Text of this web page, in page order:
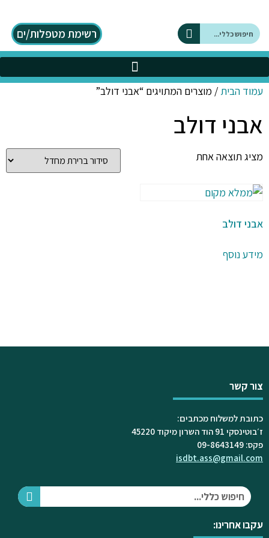
רשימת מטפלות/ים
עמוד הבית / מוצרים המתויגים “אבני דולב”
אבני דולב
מציג תוצאה אחת
אבני דולב
מידע נוסף
צור קשר
כתובת למשלוח מכתבים:
ז׳בוטינסקי 91 הוד השרון מיקוד 45220
פקס: 09-8643149
isdbt.ass@gmail.com
עקבו אחרינו: